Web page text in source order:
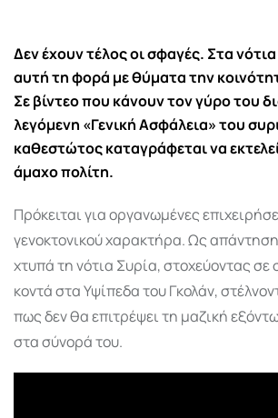
Δεν έχουν τέλος οι σφαγές. Στα
αυτή τη φορά με θύματα την
Σε βίντεο που κάνουν τον γύρο του
λεγόμενη «Γενική Ασφάλεια» του
καθεστώτος καταγράφεται να
άμαχο πολίτη.
Πρόκειται για οργανωμένες
γενοκτονικού χαρακτήρα. Ως
χτυπά τη νότια Συρία, στοχεύοντας σε
κοντά στα Υψίπεδα του Γκολάν,
πως δεν θα επιτρέψει τη μαζική
στα σύνορά του.